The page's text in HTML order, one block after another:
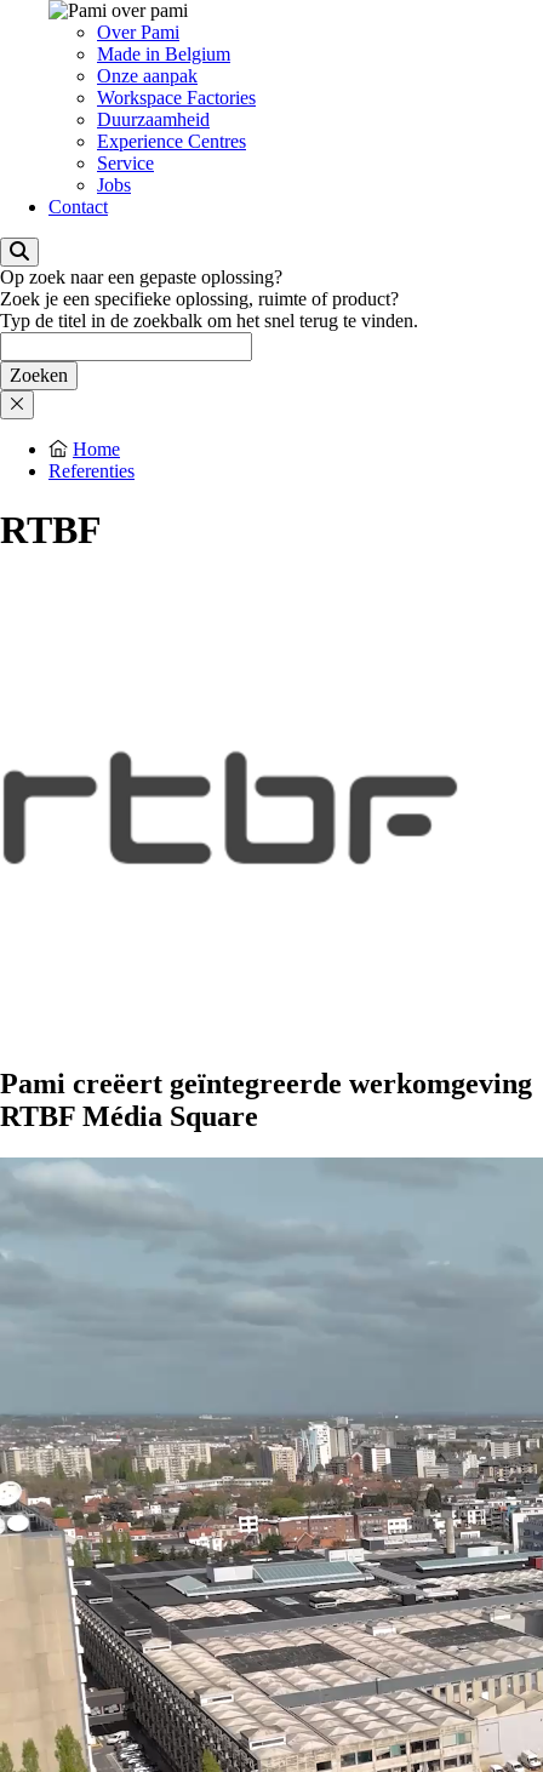
Over Pami
Made in Belgium
Onze aanpak
Workspace Factories
Duurzaamheid
Experience Centres
Service
Jobs
Contact
Op zoek naar een gepaste oplossing?
Zoek je een specifieke oplossing, ruimte of product?
Typ de titel in de zoekbalk om het snel terug te vinden.
Home
Referenties
RTBF
Pami creëert geïntegreerde werkomgeving
RTBF Média Square